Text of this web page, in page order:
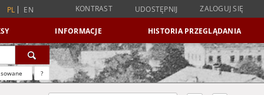
PL EN KONTRAST UDOSTĘPNIJ ZALOGUJ SIĘ
INFORMACJE HISTORIA PRZEGLĄDANIA
?